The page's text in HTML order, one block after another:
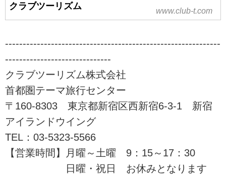
ブツーリズムにおまかせ！安心で
快適な専属講師と専属添乗員が同
始めませんか！？ツアーの検索・
ご予約も簡単。
クラブツーリズム www.club-t.com
-------------------------------------------------------------
------------------------------
クラブツーリズム株式会社
首都圏テーマ旅行センター
〒160-8303 東京都新宿区西新宿6-3-1 新宿
アイランドウイング
TEL：03-5323-5566
【営業時間】月曜～土曜 9：15～17：30
日曜・祝日 お休みとなります